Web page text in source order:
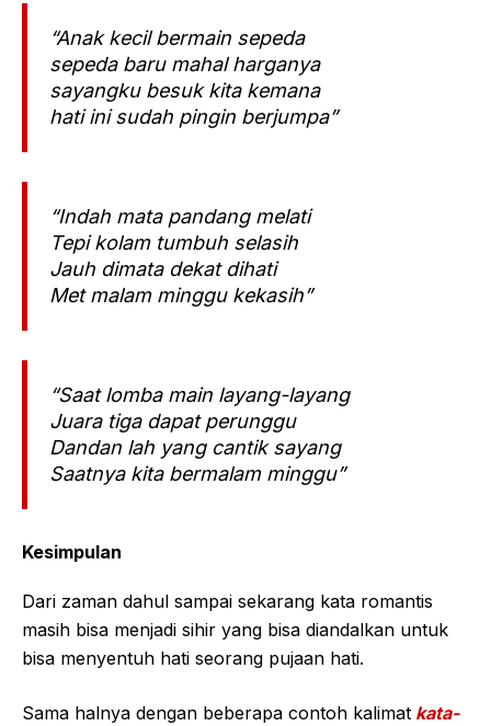
“Anak kecil bermain sepeda
sepeda baru mahal harganya
sayangku besuk kita kemana
hati ini sudah pingin berjumpa”
“Indah mata pandang melati
Tepi kolam tumbuh selasih
Jauh dimata dekat dihati
Met malam minggu kekasih”
“Saat lomba main layang-layang
Juara tiga dapat perunggu
Dandan lah yang cantik sayang
Saatnya kita bermalam minggu”
Kesimpulan
Dari zaman dahul sampai sekarang kata romantis
masih bisa menjadi sihir yang bisa diandalkan untuk
bisa menyentuh hati seorang pujaan hati.
Sama halnya dengan beberapa contoh kalimat kata-